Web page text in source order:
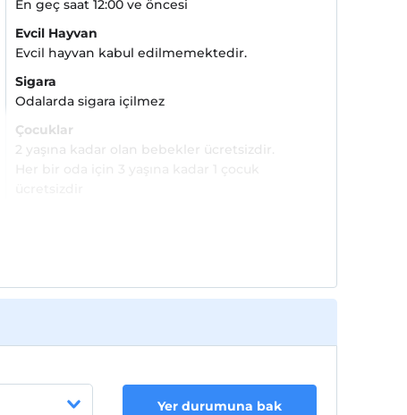
En geç saat 12:00 ve öncesi
Evcil Hayvan
Evcil hayvan kabul edilmemektedir.
Sigara
Odalarda sigara içilmez
Çocuklar
2 yaşına kadar olan bebekler ücretsizdir.
Yer durumuna bak